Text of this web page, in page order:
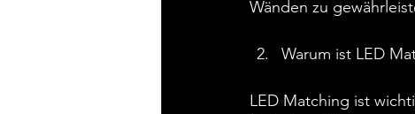
Wänden zu
Warum ist LED
LED Matching ist